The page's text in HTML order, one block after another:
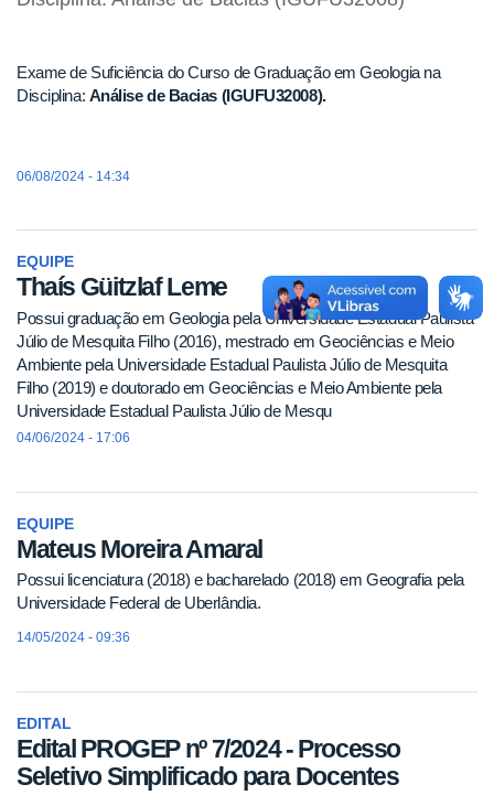
Exame de Suficiência do Curso de Graduação em Geologia na
Disciplina: Análise de Bacias (IGUFU32008).
06/08/2024 - 14:34
EQUIPE
Thaís Güitzlaf Leme
Possui graduação em Geologia pela Universidade Estadual Paulista
Júlio de Mesquita Filho (2016), mestrado em Geociências e Meio
Ambiente pela Universidade Estadual Paulista Júlio de Mesquita
Filho (2019) e doutorado em Geociências e Meio Ambiente pela
Universidade Estadual Paulista Júlio de Mesqu
04/06/2024 - 17:06
EQUIPE
Mateus Moreira Amaral
Possui licenciatura (2018) e bacharelado (2018) em Geografia pela
Universidade Federal de Uberlândia.
14/05/2024 - 09:36
EDITAL
Edital PROGEP nº 7/2024 - Processo
Seletivo Simplificado para Docentes